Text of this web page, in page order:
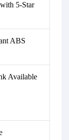
5-Star
ABS
Available